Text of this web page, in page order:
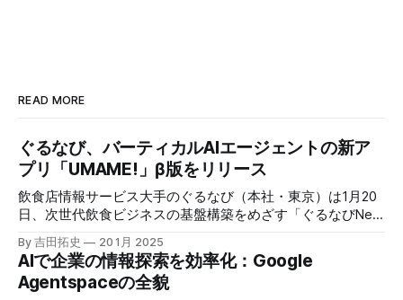
READ MORE
ぐるなび、バーティカルAIエージェントの新ア
プリ「UMAME!」β版をリリース
飲食店情報サービス大手のぐるなび（本社・東京）は1月20
日、次世代飲食ビジネスの基盤構築をめざす「ぐるなびNext
プロジェクト」の初成果として、新たな飲食店探索アプリ
「UMAME!（うまみー！）」のβ版を公開した。
By 吉田拓史 20 1月 2025
AIで企業の情報探索を効率化：Google
Agentspaceの全貌